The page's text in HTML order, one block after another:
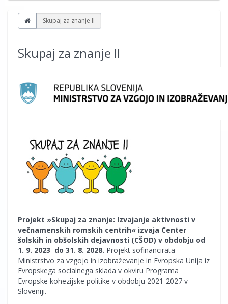
Skupaj za znanje II
Skupaj za znanje II
Projekt »Skupaj za znanje: Izvajanje aktivnosti v
večnamenskih romskih centrih« izvaja Center
šolskih in obšolskih dejavnosti (CŠOD) v obdobju od
1. 9. 2023 do 31. 8. 2028. Projekt sofinancirata
Ministrstvo za vzgojo in izobraževanje in Evropska Unija iz
Evropskega socialnega sklada v okviru Programa
Evropske kohezijske politike v obdobju 2021-2027 v
Sloveniji.